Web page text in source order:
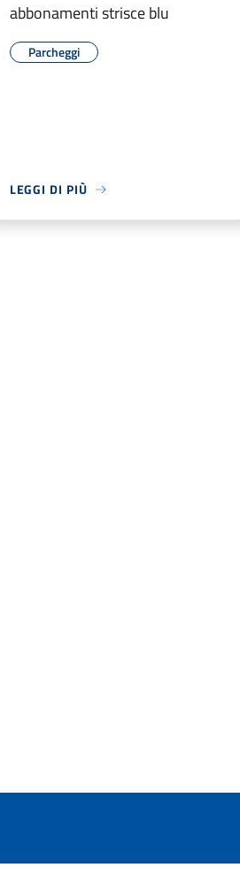
abbonamenti strisce blu
Parcheggi
LEGGI DI PIÙ